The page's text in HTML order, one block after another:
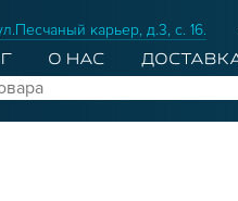
карьер, д.3, с. 16.
О НАС